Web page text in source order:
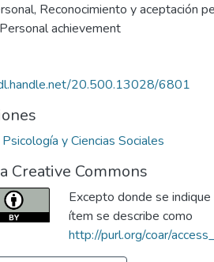
, Reconocimiento y aceptación
Personal achievement
20.500.13028/6801
y Ciencias Sociales
Creative Commons
Excepto donde se
ítem se describe como
http://purl.org/coar/